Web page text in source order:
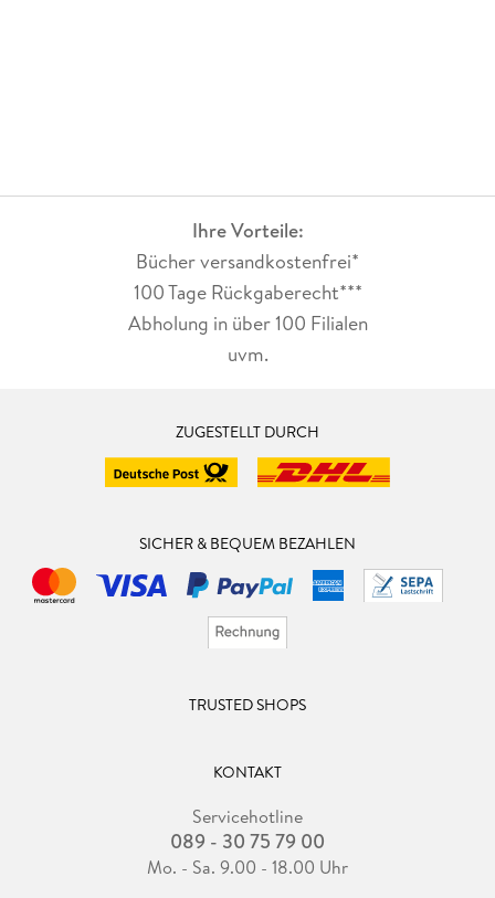
Ihre Vorteile:
Bücher versandkostenfrei*
100 Tage Rückgaberecht***
Abholung in über 100 Filialen
uvm.
ZUGESTELLT DURCH
SICHER & BEQUEM BEZAHLEN
TRUSTED SHOPS
KONTAKT
Servicehotline
089 - 30 75 79 00
Mo. - Sa. 9.00 - 18.00 Uhr